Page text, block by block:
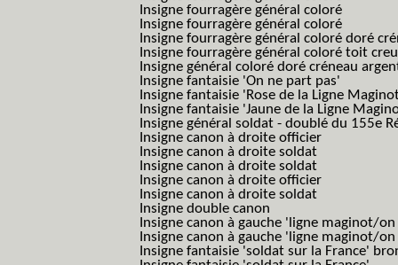
Insigne fourragère général coloré
Insigne fourragère général coloré
Insigne fourragère général coloré doré
Insigne fourragère général coloré toit
Insigne général coloré doré créneau
Insigne fantaisie 'On ne part pas'
Insigne fantaisie 'Rose de la Ligne
Insigne fantaisie 'Jaune de la Ligne
Insigne général soldat - doublé du 155e
Insigne canon à droite officier
Insigne canon à droite soldat
Insigne canon à droite soldat
Insigne canon à droite officier
Insigne canon à droite soldat
Insigne double canon
Insigne canon à gauche 'ligne maginot/
Insigne canon à gauche 'ligne maginot/
Insigne fantaisie 'soldat sur la France'